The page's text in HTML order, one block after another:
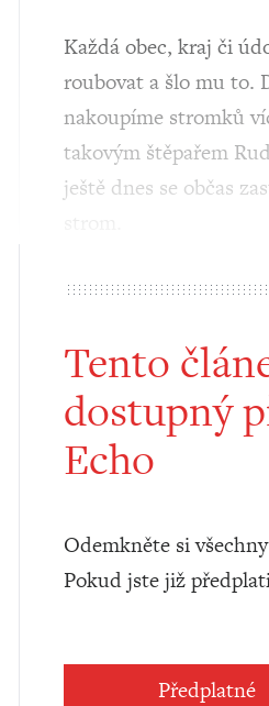
Každá obec, kraj či
roubovat a šlo mu to.
nakoupíme stromků
takovým štěpařem
ještě dnes se občas
Tento
dostupný
Echo
Odemkněte si
Pokud jste již
Předplatné